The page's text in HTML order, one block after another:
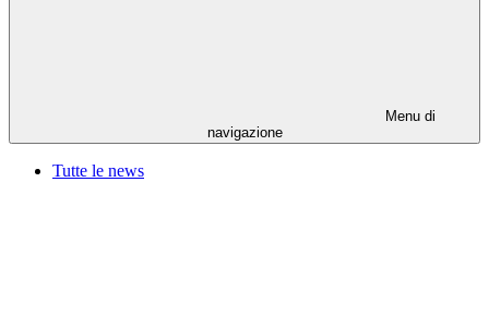
Menu di
navigazione
Tutte le news